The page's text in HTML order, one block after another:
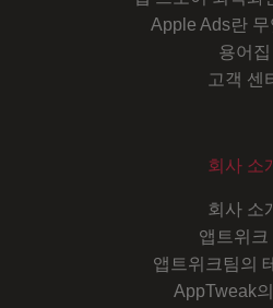
Apple Ads란 무
용어집
고객 센
회사 소
회사 소
앱트위크
앱트위크팀의
AppTweak